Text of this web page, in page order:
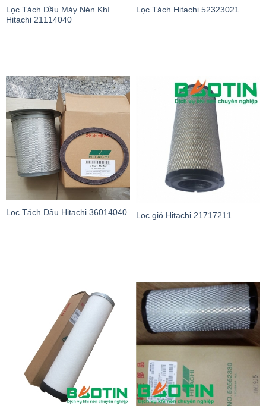
Lọc Tách Dầu Máy Nén Khí
Hitachi 21114040
Lọc Tách Hitachi 52323021
Lọc Tách Dầu Hitachi 36014040 Lọc gió Hitachi 21717211